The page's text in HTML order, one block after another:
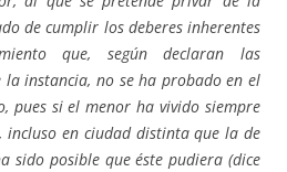
de cumplir los deberes inherentes
que, según declaran las
la instancia, no se ha probado en el
pues si el menor ha vivido siempre
incluso en ciudad distinta que la de
sido posible que éste pudiera (dice